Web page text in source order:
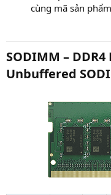
cùng mã sản
SODIMM – DDR4
Unbuffered